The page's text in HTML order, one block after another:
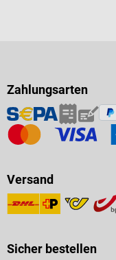
Zahlungsarten
Versand
Sicher bestellen